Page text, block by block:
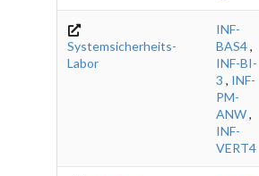
Systemsicherheits-
Labor
INF-
BAS4,
INF-BI-
3 , INF-
PM-
ANW,
INF-
VERT4